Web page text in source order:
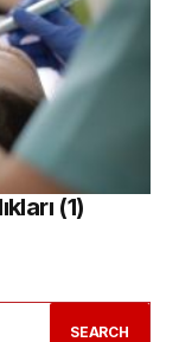
(1)
SEARCH